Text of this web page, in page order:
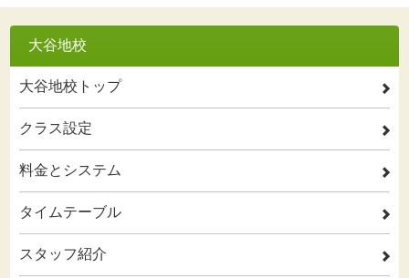
大谷地校
大谷地校トップ 2
クラス設定 2
料金とシステム 2
タイムテーブル 2
スタッフ紹介 2